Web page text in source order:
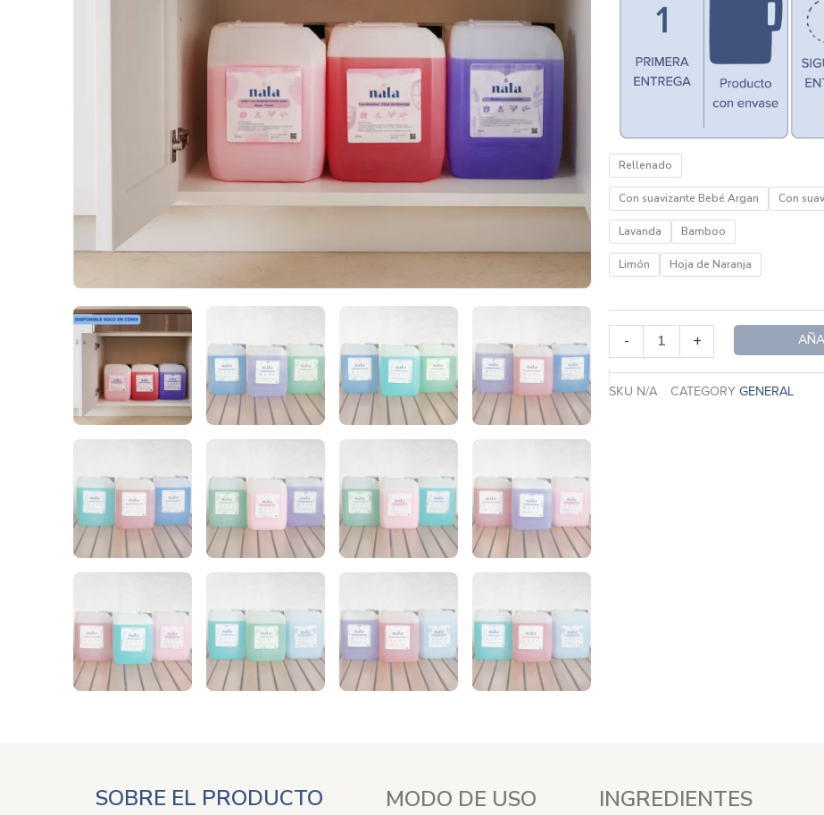
Rellenado
Con suavizante Bebé Argan Con
Lavanda Bamboo
Limón Hoja de Naranja
-
Kit
Básico
Meses
cantidad
+
SKU N/A CATEGORYGENERAL
SOBRE EL PRODUCTO MODO DE USO INGREDIENTES